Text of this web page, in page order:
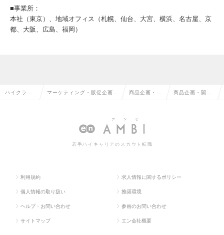
■事業所：
本社（東京）、地域オフィス（札幌、仙台、大宮、横浜、名古屋、京
都、大阪、広島、福岡）
ハイクラス マーケティング・販促企画・ 商品企画・開 商品企画・開発
若手ハイキャリアのスカウト転職
利用規約 求人情報に関するポリシー
個人情報の取り扱い 推奨環境
ヘルプ・お問い合わせ 参画のお問い合わせ
サイトマップ エン会社概要